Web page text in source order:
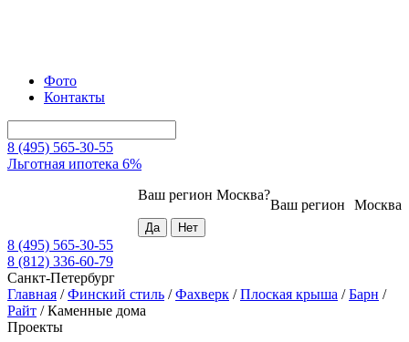
Фото
Контакты
8 (495) 565-30-55
Льготная ипотека 6%
Москва
Ваш регион
Ваш регион Москва?
8 (495) 565-30-55
8 (812) 336-60-79
Санкт-Петербург
Главная /Финский стиль /Фахверк /Плоская крыша /Барн /
Райт /Каменные дома
Проекты